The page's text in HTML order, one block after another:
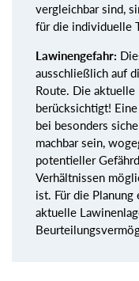
vergleichbar sind,
für die individuelle
Lawinengefahr:
ausschließlich auf
Route. Die
berücksichtigt!
bei besonders
machbar sein,
potentieller
Verhältnissen
ist. Für die
aktuelle